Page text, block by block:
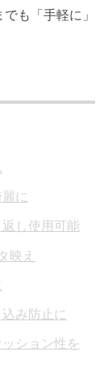
も「手軽に」
に
し使用可能
映え
み防止に
ション性を